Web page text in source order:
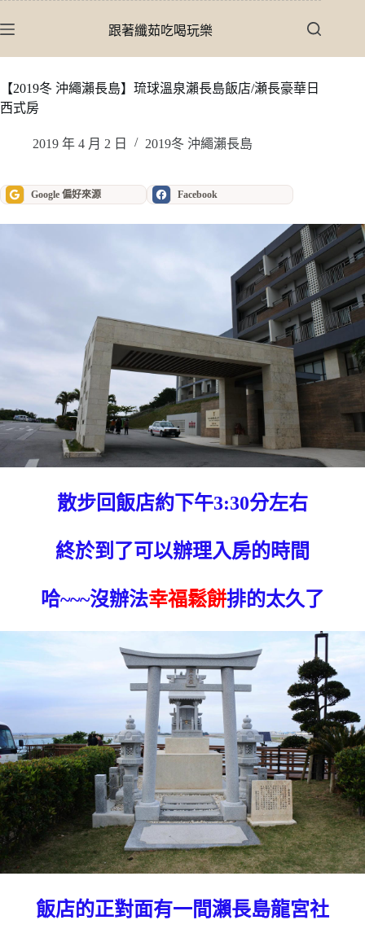
至
內
容
跟著纖茹吃喝玩樂
【2019冬 沖繩瀨長島】琉球溫泉瀨長島飯店/瀬長豪華日
西式房
2019 年 4 月 2 日 2019冬 沖繩瀨長島
Google 偏好來源 Facebook
散步回飯店約下午3:30分左右
終於到了可以辦理入房的時間
哈~~~沒辦法幸福鬆餅排的太久了
飯店的正對面有一間瀨長島龍宮社